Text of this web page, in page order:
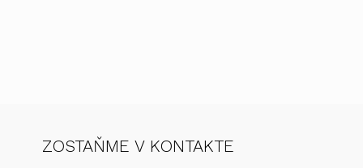
ZOSTAŇME V KONTAKTE